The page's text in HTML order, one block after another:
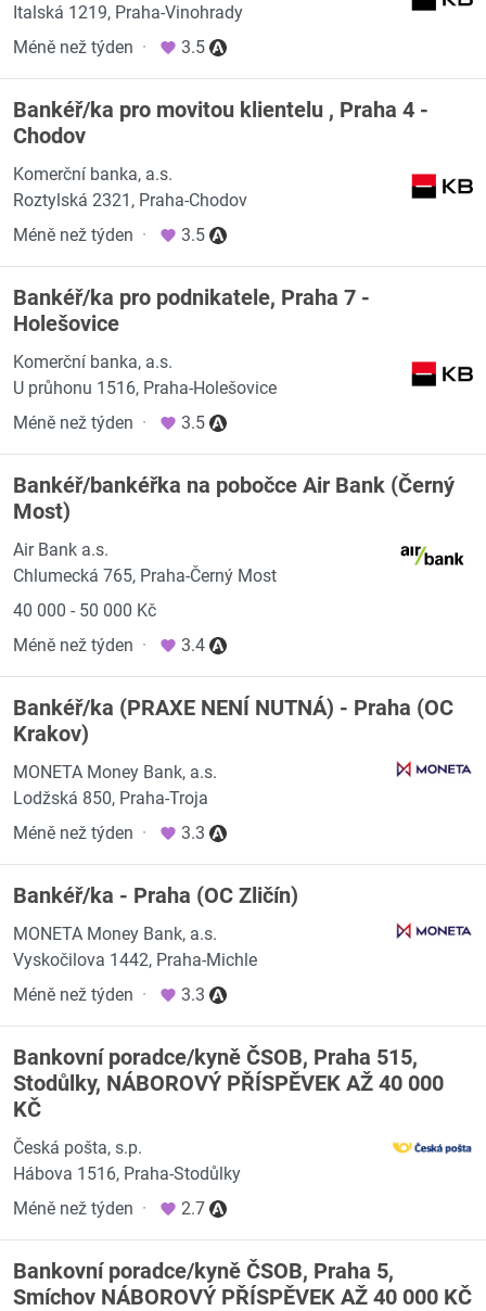
Italská 1219, Praha-Vinohrady
Méně než týden · 3.5
Bankéř/ka pro movitou klientelu , Praha 4 -
Chodov
Komerční banka, a.s.
Roztylská 2321, Praha-Chodov
Méně než týden · 3.5
Bankéř/ka pro podnikatele, Praha 7 -
Holešovice
Komerční banka, a.s.
U průhonu 1516, Praha-Holešovice
Méně než týden · 3.5
Bankéř/bankéřka na pobočce Air Bank (Černý
Most)
Air Bank a.s.
Chlumecká 765, Praha-Černý Most
40 000 - 50 000 Kč
Méně než týden · 3.4
Bankéř/ka (PRAXE NENÍ NUTNÁ) - Praha (OC
Krakov)
MONETA Money Bank, a.s.
Lodžská 850, Praha-Troja
Méně než týden · 3.3
Bankéř/ka - Praha (OC Zličín)
MONETA Money Bank, a.s.
Vyskočilova 1442, Praha-Michle
Méně než týden · 3.3
Bankovní poradce/kyně ČSOB, Praha 515,
Stodůlky, NÁBOROVÝ PŘÍSPĚVEK AŽ 40 000
KČ
Česká pošta, s.p.
Hábova 1516, Praha-Stodůlky
Méně než týden · 2.7
Bankovní poradce/kyně ČSOB, Praha 5,
Smíchov NÁBOROVÝ PŘÍSPĚVEK AŽ 40 000 KČ